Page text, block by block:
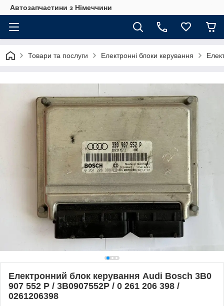
Автозапчастини з Німеччини
Товари та послуги Електронні блоки керування
Електронний блок керування Audi Bosch 3B0
907 552 P / 3B0907552P / 0 261 206 398 /
0261206398